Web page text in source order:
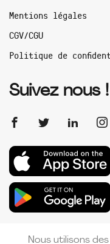
Mentions légales
CGV/CGU
Politique de
Suivez nous !
Nous utilisons